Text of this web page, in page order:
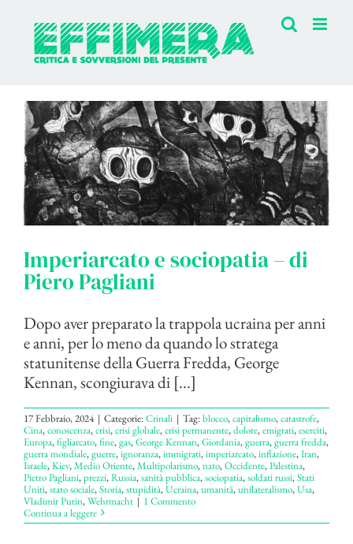
contenuto
Imperiarcato e sociopatia – di
Piero Pagliani
Dopo aver preparato la trappola ucraina per anni
e anni, per lo meno da quando lo stratega
statunitense della Guerra Fredda, George
Kennan, scongiurava di [...]
17 Febbraio, 2024 | Categorie:Crinali | Tag:blocco,capitalismo,catastrofe,
Cina,conoscenza,crisi,crisi globale,crisi permanente,dolore,emigrati,eserciti,
Europa,figliarcato,fine,gas,George Kennan,Giordania,guerra,guerra fredda,
guerra mondiale,guerre,ignoranza,immigrati,imperiarcato,inflazione,Iran,
Israele,Kiev,Medio Oriente,Multipolarismo,nato,Occidente,Palestina,
Pietro Pagliani,prezzi,Russia,sanità pubblica,sociopatia,soldati russi,Stati
Uniti,stato sociale,Storia,stupidità,Ucraina,umanità,unilateralismo,Usa,
Vladimir Putin,Wehrmacht | 1 Commento
Continua a leggere